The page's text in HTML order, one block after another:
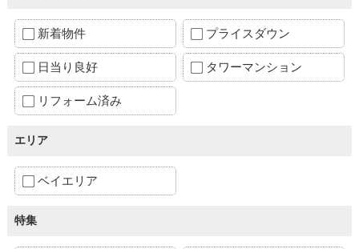
新着物件 プライスダウン
日当り良好 タワーマンション
リフォーム済み
エリア
ベイエリア
特集